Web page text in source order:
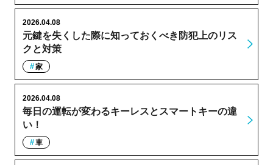
元鍵を失くした際に知っておくべき防犯上のリス
クと対策
2026.04.08
家
毎日の運転が変わるキーレスとスマートキーの違
い！
2026.04.08
車